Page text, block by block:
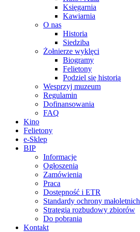
Księgarnia
Kawiarnia
O nas
Historia
Siedziba
Żołnierze wyklęci
Biogramy
Felietony
Podziel się historią
Wesprzyj muzeum
Regulamin
Dofinansowania
FAQ
Kino
Felietony
e-Sklep
BIP
Informacje
Ogłoszenia
Zamówienia
Praca
Dostępność i ETR
Standardy ochrony małoletnich
Strategia rozbudowy zbiorów
Do pobrania
Kontakt